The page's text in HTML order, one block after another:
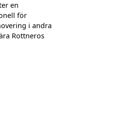
en
för
i andra
Rottneros